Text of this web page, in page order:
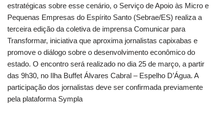
estratégicas sobre esse cenário, o Serviço de Apoio às Micro e
Pequenas Empresas do Espírito Santo (Sebrae/ES) realiza a
terceira edição da coletiva de imprensa Comunicar para
Transformar, iniciativa que aproxima jornalistas capixabas e
promove o diálogo sobre o desenvolvimento econômico do
estado. O encontro será realizado no dia 25 de março, a partir
das 9h30, no Ilha Buffet Álvares Cabral – Espelho D’Água. A
participação dos jornalistas deve ser confirmada previamente
pela plataforma Sympla